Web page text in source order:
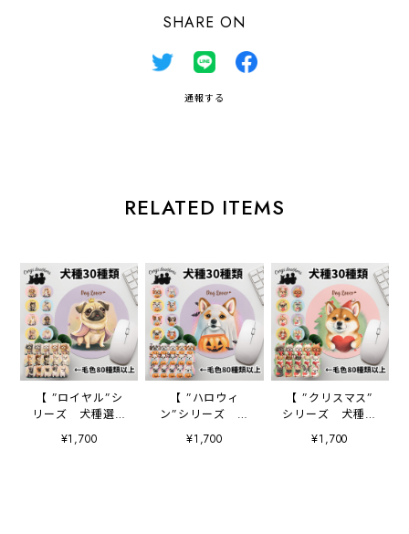
SHARE ON
通報する
RELATED ITEMS
【 ”ロイヤル”シ
リーズ 犬種選べ
る マウスパッド
】 パステルカラ
¥1,700
【 ”ハロウィ
ン”シリーズ 犬
種選べる マウスパ
ッド 】 パステル
¥1,700
【 ”クリスマス”
シリーズ 犬種選
べる マウスパッド
】 パステルカラ
¥1,700